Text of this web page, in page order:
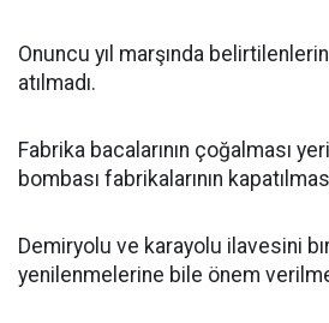
Onuncu yıl marşında
atılmadı.
Fabrika bacalarının çoğalması
bombası fabrikalarının
Demiryolu ve karayolu ilavesini
yenilenmelerine bile önem